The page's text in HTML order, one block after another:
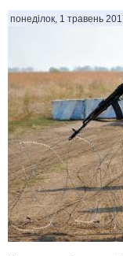
понеділок, 1 травень